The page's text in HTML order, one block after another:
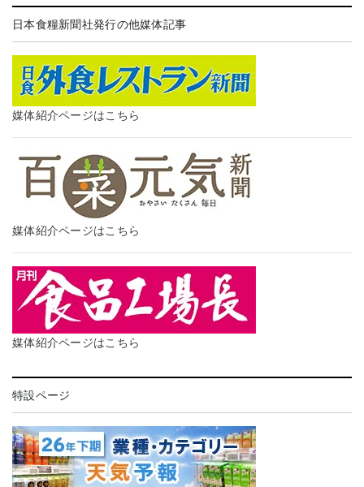
日本食糧新聞社発行の他媒体記事
媒体紹介ページはこちら
媒体紹介ページはこちら
媒体紹介ページはこちら
特設ページ